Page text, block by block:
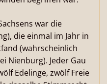
war die
die einmal im Jahr in
(wahrscheinlich
Nienburg). Jeder Gau
Edelinge, zwölf Freie